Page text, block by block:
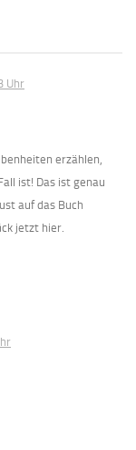
Uhr
erzählen,
ist! Das ist genau
auf das Buch
jetzt hier.